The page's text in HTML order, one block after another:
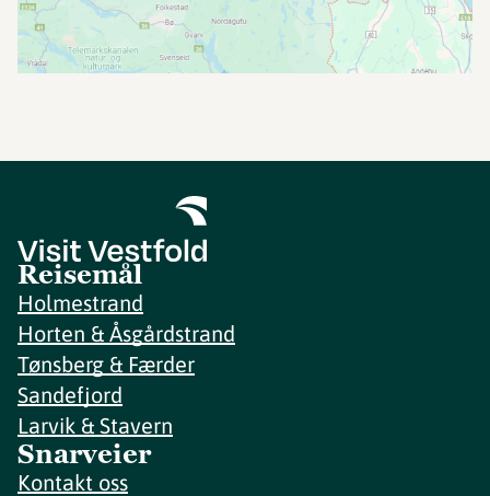
Reisemål
Holmestrand
Horten & Åsgårdstrand
Tønsberg & Færder
Sandefjord
Larvik & Stavern
Snarveier
Kontakt oss